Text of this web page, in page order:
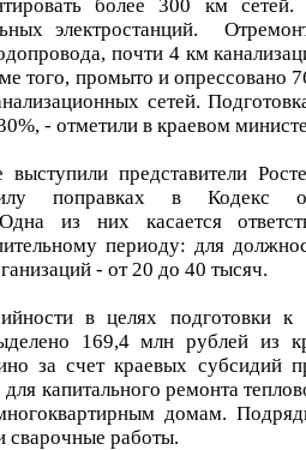
более 300 км
электростанций.
почти 4 км
того, промыто и опрессовано
сетей.
- отметили в краевом
представители
поправках в Кодекс об
из них касается
периоду: для
- от 20 до 40 тысяч.
в целях подготовки
169,4 млн рублей из
за счет краевых субсидий
капитального ремонта
домам.
сварочные работы.